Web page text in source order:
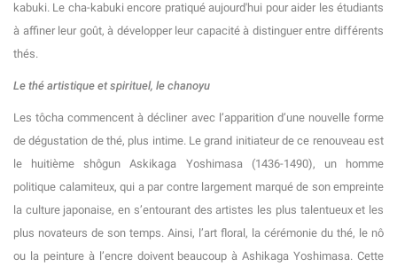
kabuki. Le cha-kabuki encore pratiqué aujourd'hui pour aider les étudiants
à affiner leur goût, à développer leur capacité à distinguer entre différents
thés.
Le thé artistique et spirituel, le chanoyu
Les tôcha commencent à décliner avec l’apparition d’une nouvelle forme
de dégustation de thé, plus intime. Le grand initiateur de ce renouveau est
le huitième shôgun Askikaga Yoshimasa (1436-1490), un homme
politique calamiteux, qui a par contre largement marqué de son empreinte
la culture japonaise, en s’entourant des artistes les plus talentueux et les
plus novateurs de son temps. Ainsi, l’art floral, la cérémonie du thé, le nô
ou la peinture à l’encre doivent beaucoup à Ashikaga Yoshimasa. Cette